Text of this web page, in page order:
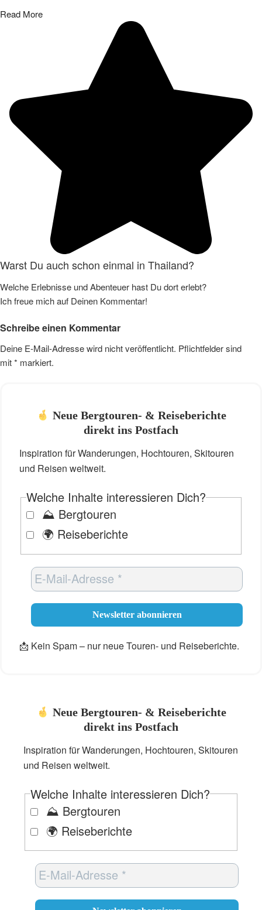
Read More
Warst Du auch schon einmal in Thailand?
Welche Erlebnisse und Abenteuer hast Du dort erlebt?
Ich freue mich auf Deinen Kommentar!
Schreibe einen Kommentar
Deine E-Mail-Adresse wird nicht veröffentlicht. Pflichtfelder sind
mit* markiert.
Neue Bergtouren- & Reiseberichte
direkt ins Postfach
Inspiration für Wanderungen, Hochtouren, Skitouren
und Reisen weltweit.
Welche Inhalte interessieren Dich?
⛰️ Bergtouren
🌍 Reiseberichte
📩 Kein Spam – nur neue Touren- und Reiseberichte.
Neue Bergtouren- & Reiseberichte
direkt ins Postfach
Inspiration für Wanderungen, Hochtouren, Skitouren
und Reisen weltweit.
Welche Inhalte interessieren Dich?
⛰️ Bergtouren
🌍 Reiseberichte